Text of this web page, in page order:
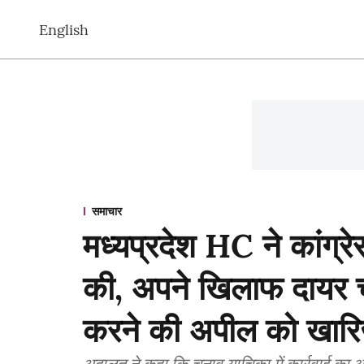
English
समाचार
मध्यप्रदेश HC ने
की, अपने खिलाफ दायर
करने की अपील को